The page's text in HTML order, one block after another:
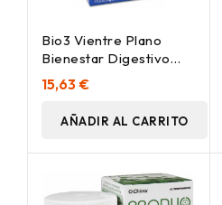
Bio3 Vientre Plano
Bienestar Digestivo
24Uds
15,63 €
AÑADIR AL CARRITO